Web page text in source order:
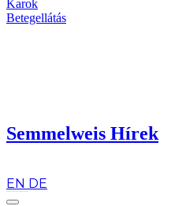
Karok
Betegellátás
Semmelweis Hírek
EN DE